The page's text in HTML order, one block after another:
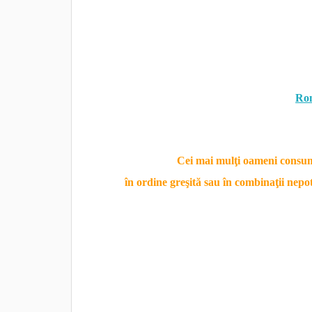
din stomac şi risipa de energie, scrie
Cei mai mulţi oameni
în ordine greşită sau în combinaţii